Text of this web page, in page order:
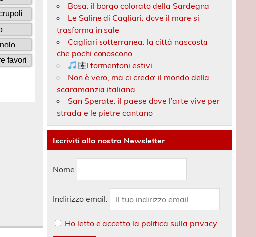
Bosa: il borgo colorato della Sardegna
Le Saline di Cagliari: dove il mare si
trasforma in sale
Cagliari sotterranea: la città nascosta
che pochi conoscono
I tormentoni estivi
Non è vero, ma ci credo: il mondo della
scaramanzia italiana
San Sperate: il paese dove l’arte vive per
strada e le pietre cantano
Iscriviti alla nostra Newsletter
Nome
Indirizzo email:
Ho letto e accetto la politica sulla privacy